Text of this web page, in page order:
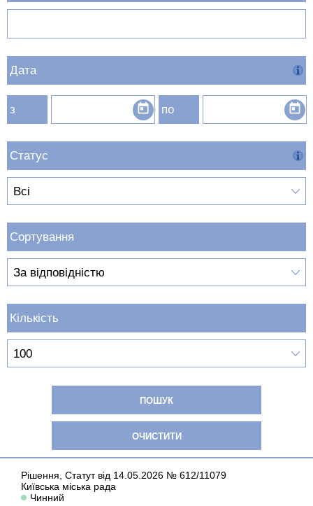
Дата
з по
Статус
Сортування
Кількість
Рішення, Статутвід 14.05.2026 № 612/11079
Київська міська рада
Чинний